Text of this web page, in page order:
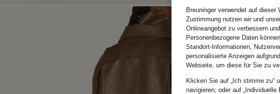
Breuninger verwendet auf dieser
Zustimmung nutzen wir und
Onlineangebot zu verbessern
Personenbezogene Daten
Standort-Informationen,
personalisierte Anzeigen
Webseite, um diese für Sie zu
Klicken Sie auf „Ich stimme zu“
navigieren; oder auf